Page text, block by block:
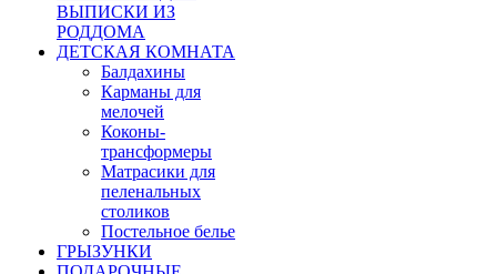
ВЫПИСКИ ИЗ
РОДДОМА
ДЕТСКАЯ КОМНАТА
Балдахины
Карманы для
мелочей
Коконы-
трансформеры
Матрасики для
пеленальных
столиков
Постельное белье
ГРЫЗУНКИ